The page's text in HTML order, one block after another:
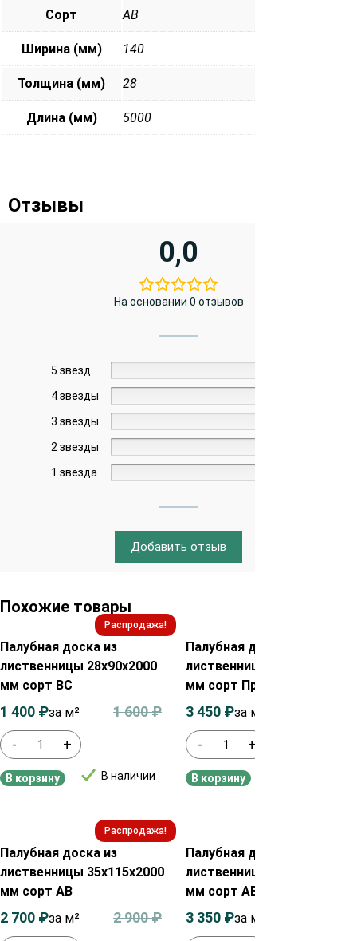
Сорт АВ
Ширина (мм) 140
Толщина (мм) 28
Длина (мм) 5000
Отзывы
0,0
На основании 0 отзывов
5 звёзд
4 звезды
3 звезды
2 звезды
1 звезда
Добавить отзыв
Похожие товары
Распродажа!
Палубная доска из
лиственницы 28х90х2000
мм сорт ВС
- +
В наличии
1 600₽
1 400 ₽за м²
В корзину
Палубная доска из
лиственницы 35х90х2000
мм сорт Прима
- +
3 450 ₽за м²
В корзину
Распродажа!
Палубная доска из
лиственницы 35х115х2000
мм сорт АВ
2 900₽
2 700 ₽за м²
Палубная доска из
лиственницы 45х90х2000
мм сорт АВ
3 350 ₽за м²